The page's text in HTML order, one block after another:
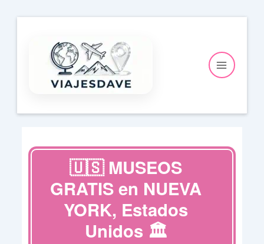
contenido
🇺🇸 MUSEOS
GRATIS en NUEVA
YORK, Estados
Unidos 🏛️